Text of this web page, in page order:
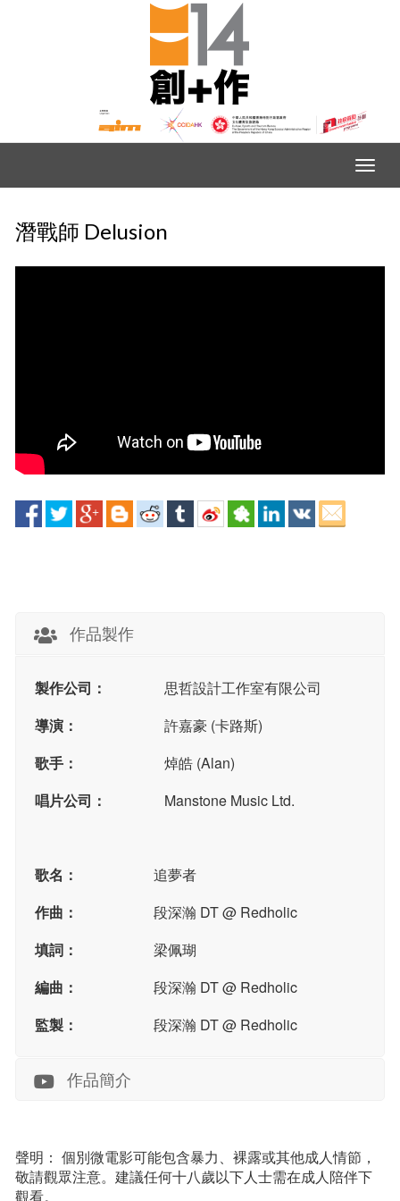
潛戰師 Delusion
作品製作
製作公司：
思哲設計工作室有限公司
導演：
許嘉豪 (卡路斯)
歌手：
焯皓 (Alan)
唱片公司：
Manstone Music Ltd.
歌名：
追夢者
作曲：
段深瀚 DT @ Redholic
填詞：
梁佩瑚
編曲：
段深瀚 DT @ Redholic
監製：
段深瀚 DT @ Redholic
作品簡介
聲明： 個別微電影可能包含暴力、裸露或其他成人情節，
敬請觀眾注意。建議任何十八歲以下人士需在成人陪伴下
觀看。